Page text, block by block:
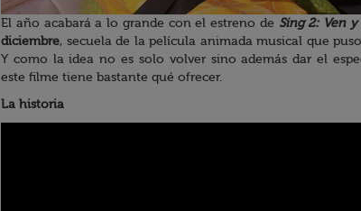
El año acabará a lo grande con el estreno de Sing 2: Ven
diciembre, secuela de la película animada musical que
Y como la idea no es solo volver sino además dar el
este filme tiene bastante qué ofrecer.
La historia